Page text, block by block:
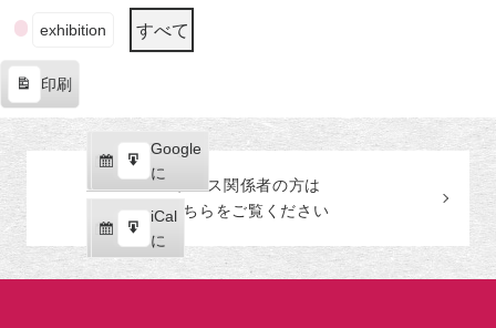
の
テ
リ
ー
exhibition すべて
印刷
示
Google
で
購
読
iCal
で
購
読
Google
に
エ
ク
ス
ポ
iCal
に
エ
ク
プレス関係者の方は
こちらをご覧ください